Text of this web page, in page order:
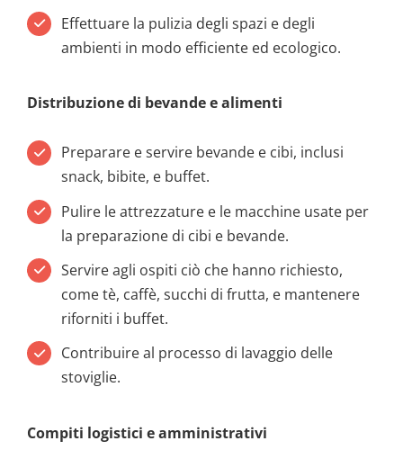
Effettuare la pulizia degli spazi e degli
ambienti in modo efficiente ed ecologico.
Distribuzione di bevande e alimenti
Preparare e servire bevande e cibi, inclusi
snack, bibite, e buffet.
Pulire le attrezzature e le macchine usate per
la preparazione di cibi e bevande.
Servire agli ospiti ciò che hanno richiesto,
come tè, caffè, succhi di frutta, e mantenere
riforniti i buffet.
Contribuire al processo di lavaggio delle
stoviglie.
Compiti logistici e amministrativi